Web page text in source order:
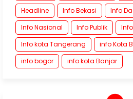
Headline
Info Bekasi Info
Info Nasional
Info Publik
Info kota Tangerang
info Kota
info bogor
info kota Banjar